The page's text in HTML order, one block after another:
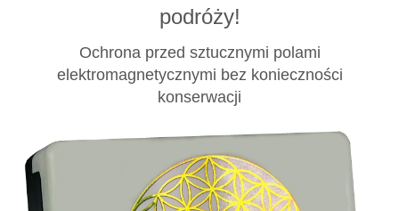
podróży!
Ochrona przed sztucznymi polami
elektromagnetycznymi bez konieczności
konserwacji